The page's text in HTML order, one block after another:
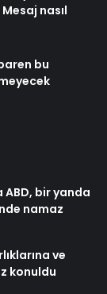
nasıl
bu
ABD, bir yanda
namaz
ve
konuldu